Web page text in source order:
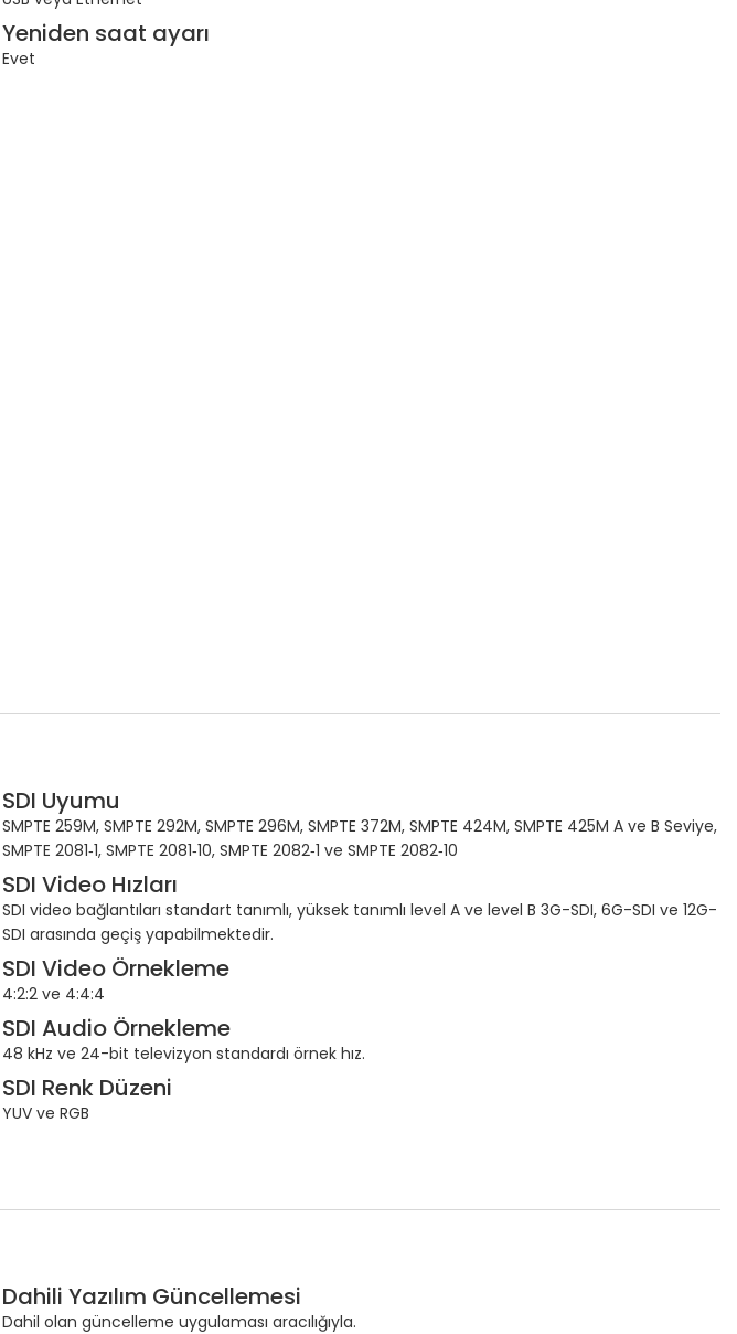
Yeniden saat ayarı
Evet
SDI Uyumu
SMPTE 259M, SMPTE 292M, SMPTE 296M, SMPTE 372M, SMPTE 424M, SMPTE 425M A ve B Seviye,
SMPTE 2081‑1, SMPTE 2081‑10, SMPTE 2082‑1 ve SMPTE 2082‑10
SDI Video Hızları
SDI video bağlantıları standart tanımlı, yüksek tanımlı level A ve level B 3G-SDI, 6G-SDI ve 12G-
SDI arasında geçiş yapabilmektedir.
SDI Video Örnekleme
4:2:2 ve 4:4:4
SDI Audio Örnekleme
48 kHz ve 24-bit televizyon standardı örnek hız.
SDI Renk Düzeni
YUV ve RGB
Dahili Yazılım Güncellemesi
Dahil olan güncelleme uygulaması aracılığıyla.